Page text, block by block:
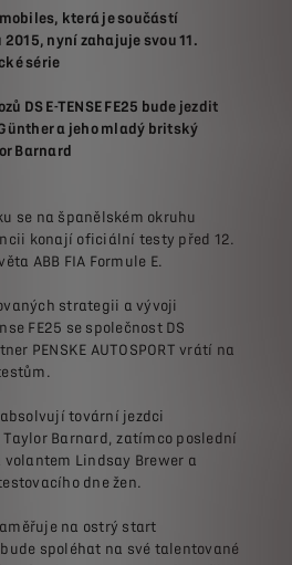
která je součástí
nyní zahajuje svou 11.
série
DS E-TENSE FE25 bude jezdit
a jeho mladý britský
Barnard
se na španělském okruhu
konají oficiální testy před 12.
ABB FIA Formule E.
strategii a vývoji
FE25 se společnost DS
PENSKE AUTOSPORT vrátí na
tovární jezdci
Barnard, zatímco poslední
Lindsay Brewer a
dne žen.
na ostrý start
spoléhat na své talentované